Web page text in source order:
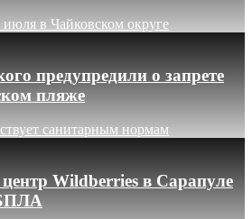
в Чайковском округе
предупредили о запрете
пляже
санитарным нормам
Wildberries в Сарапуле